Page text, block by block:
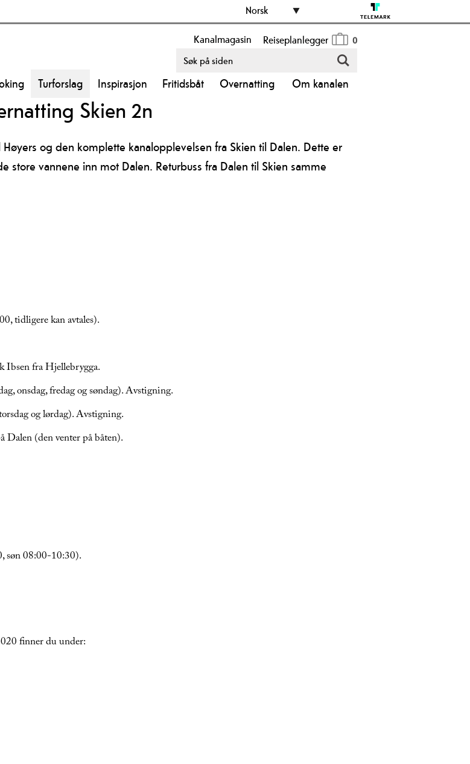
Norsk
Reiseplanlegger 0
Kanalmagasin
Turforslag Inspirasjon Fritidsbåt Overnatting Om kanalen
Skien 2n
og den komplette kanalopplevelsen fra Skien til Dalen. Dette er
store vannene inn mot Dalen. Returbuss fra Dalen til Skien samme
tidligere kan avtales).
fra Hjellebrygga.
onsdag, fredag og søndag). Avstigning.
og lørdag). Avstigning.
Dalen (den venter på båten).
søn 08:00-10:30).
finner du under: